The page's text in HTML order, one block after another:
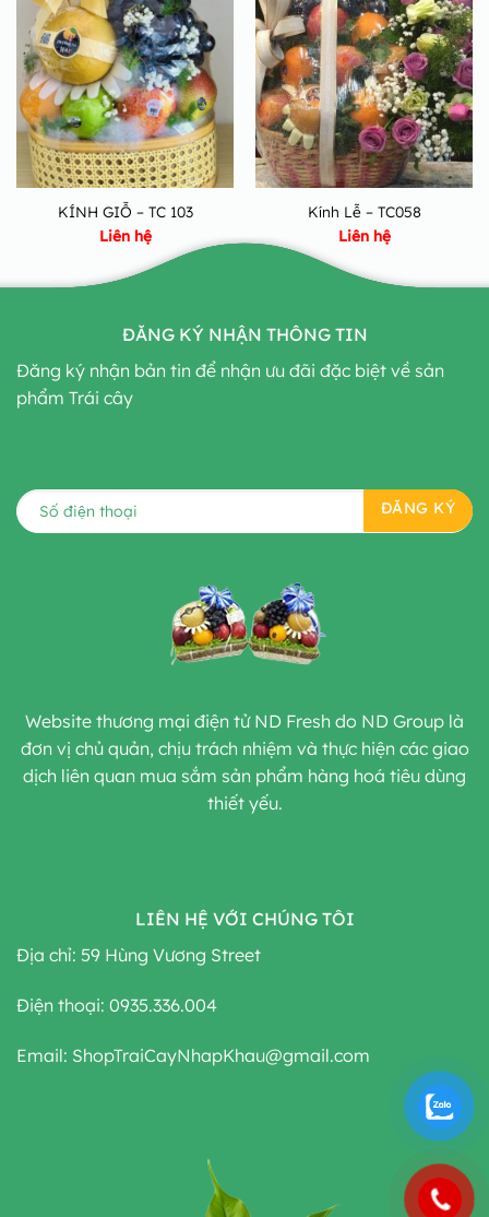
KÍNH GIỖ – TC 103
Liên hệ
Kính Lễ – TC058
Liên hệ
ĐĂNG KÝ NHẬN THÔNG TIN
Đăng ký nhận bản tin để nhận ưu đãi đặc biệt về sản
phẩm Trái cây
Website thương mại điện tử ND Fresh do ND Group là
đơn vị chủ quản, chịu trách nhiệm và thực hiện các giao
dịch liên quan mua sắm sản phẩm hàng hoá tiêu dùng
thiết yếu.
LIÊN HỆ VỚI CHÚNG TÔI
Địa chỉ: 59 Hùng Vương Street
Điện thoại: 0935.336.004
Email: ShopTraiCayNhapKhau@gmail.com